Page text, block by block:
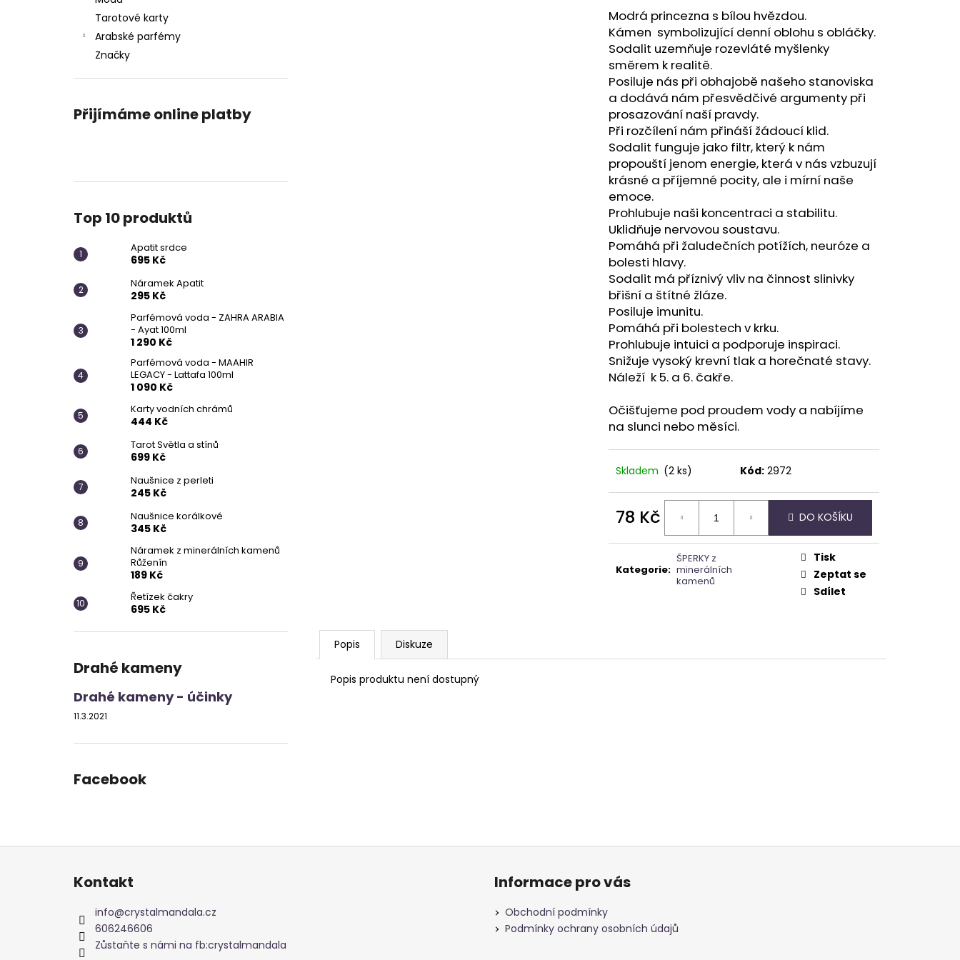
Tarotové karty
Arabské parfémy
Značky
Přijímáme online platby
Top 10 produktů
Apatit srdce
695 Kč
Náramek Apatit
295 Kč
Parfémová voda - ZAHRA ARABIA
- Ayat 100ml
1 290 Kč
Parfémová voda - MAAHIR
LEGACY - Lattafa 100ml
1 090 Kč
Karty vodních chrámů
444 Kč
Tarot Světla a stínů
699 Kč
Naušnice z perleti
245 Kč
Naušnice korálkové
345 Kč
Náramek z minerálních kamenů
Růženín
189 Kč
Řetízek čakry
695 Kč
Drahé kameny
Drahé kameny - účinky
11.3.2021
Facebook
Modrá princezna s bílou hvězdou.
Kámen symbolizující denní oblohu s obláčky.
Sodalit uzemňuje rozevláté myšlenky
směrem k realitě.
Posiluje nás při obhajobě našeho stanoviska
a dodává nám přesvědčivé argumenty při
prosazování naší pravdy.
Při rozčílení nám přináší žádoucí klid.
Sodalit funguje jako filtr, který k nám
propouští jenom energie, která v nás vzbuzují
krásné a příjemné pocity, ale i mírní naše
emoce.
Prohlubuje naši koncentraci a stabilitu.
Uklidňuje nervovou soustavu.
Pomáhá při žaludečních potížích, neuróze a
bolesti hlavy.
Sodalit má příznivý vliv na činnost slinivky
břišní a štítné žláze.
Posiluje imunitu.
Pomáhá při bolestech v krku.
Prohlubuje intuici a podporuje inspiraci.
Snižuje vysoký krevní tlak a horečnaté stavy.
Náleží k 5. a 6. čakře.
Očišťujeme pod proudem vody a nabíjíme
na slunci nebo měsíci.
Skladem (2 ks) Kód: 2972
78 Kč
cena:
DO KOŠÍKU
Kategorie:
ŠPERKY z
minerálních
kamenů
Tisk
Zeptat se
Sdílet
Popis Diskuze
Popis produktu není dostupný
APATIT SRDCE
695 Kč
AYAT 100ML
Z
Kontakt
info@crystalmandala.cz
606246606
Zůstaňte s námi na fb:crystalmandala
Informace pro vás
Obchodní podmínky
Podmínky ochrany osobních údajů